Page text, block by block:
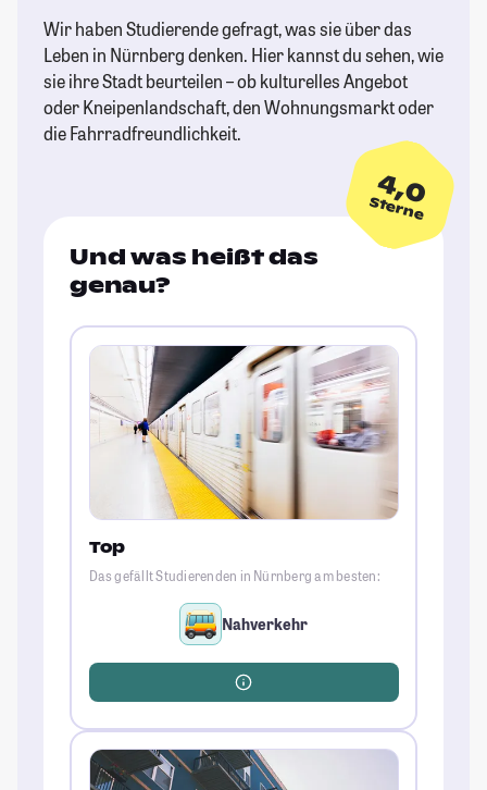
Wir haben Studierende gefragt, was sie über das
Leben in Nürnberg denken. Hier kannst du sehen, wie
sie ihre Stadt beurteilen – ob kulturelles Angebot
oder Kneipenlandschaft, den Wohnungsmarkt oder
die Fahrradfreundlichkeit.
4,0
Sterne
Und was heißt das
genau?
Top
Das gefällt Studierenden in Nürnberg am besten:
Nahverkehr